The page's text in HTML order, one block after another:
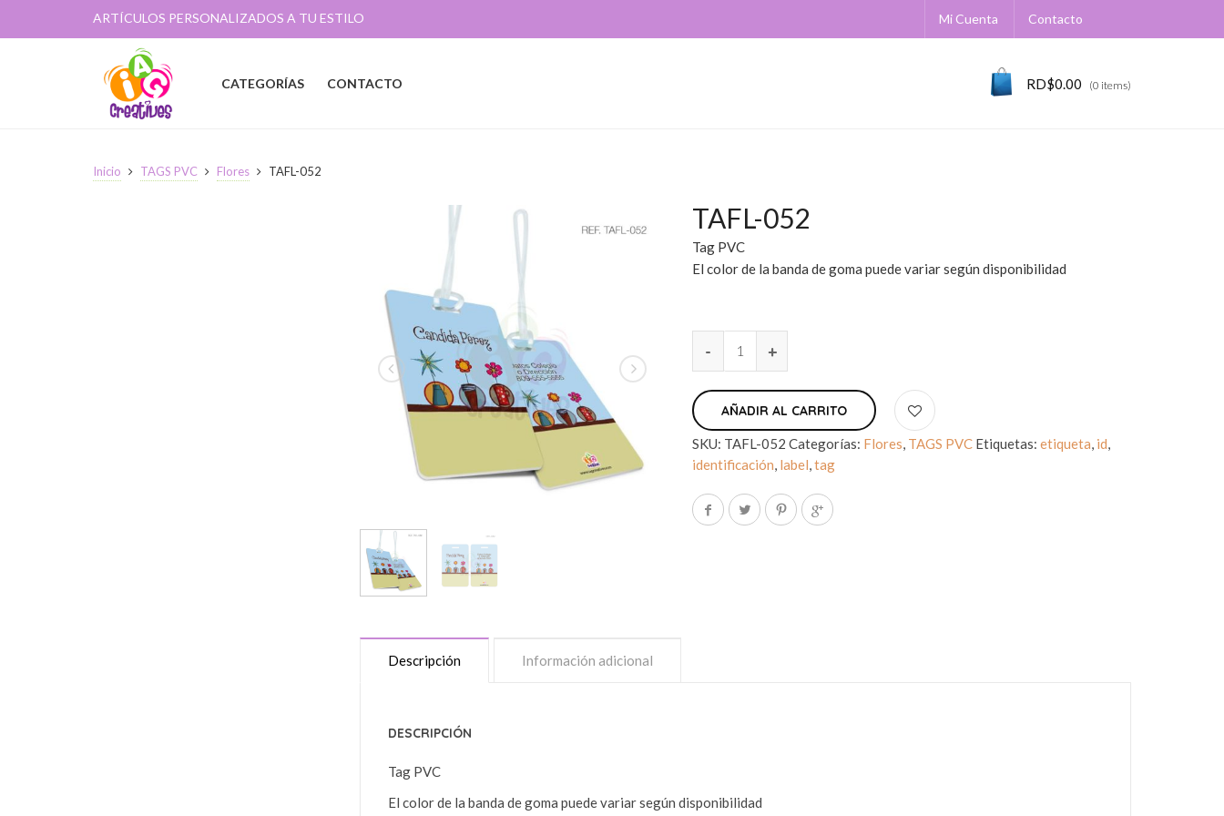
ARTÍCULOS PERSONALIZADOS A TU ESTILO Mi Cuenta Contacto
RD$0.00 (0 items)
CATEGORÍAS CONTACTO
Inicio TAGS PVC Flores TAFL-052
TAFL-052
Tag PVC
El color de la banda de goma puede variar según disponibilidad
AÑADIR AL CARRITO
SKU: TAFL-052 Categorías: Flores, TAGS PVC Etiquetas:etiqueta, id,
identificación, label,tag
Descripción Información adicional
DESCRIPCIÓN
Tag PVC
El color de la banda de goma puede variar según disponibilidad